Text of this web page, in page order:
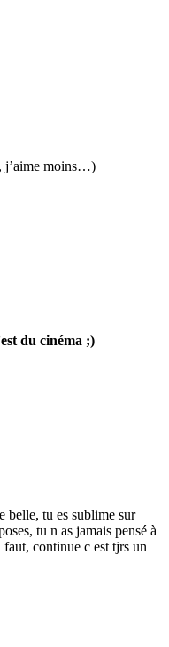
j’aime moins…)
du cinéma ;)
belle, tu es sublime sur
tu n as jamais pensé à
faut, continue c est tjrs un